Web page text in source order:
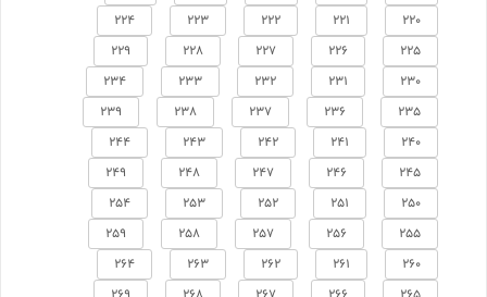
220
221
222
223
224
225
226
227
228
229
230
231
232
233
234
235
236
237
238
239
240
241
242
243
244
245
246
247
248
249
250
251
252
253
254
255
256
257
258
259
260
261
262
263
264